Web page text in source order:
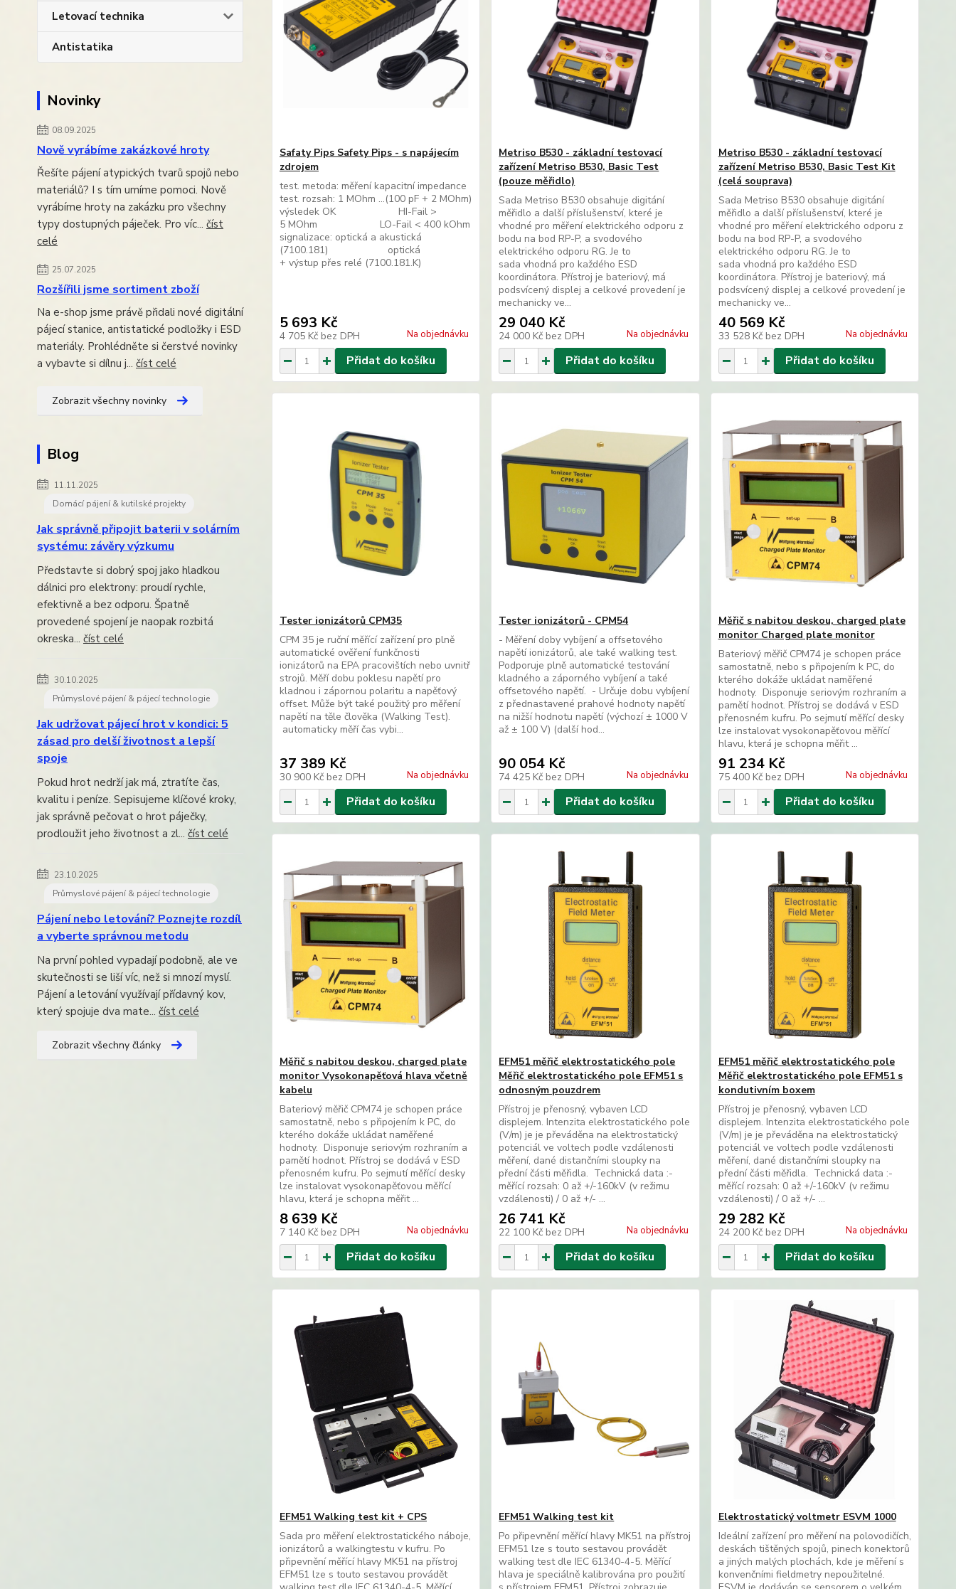
Letovací technika
Antistatika
Novinky
08.09.2025
Nově vyrábíme zakázkové hroty
Řešíte pájení atypických tvarů spojů nebo
materiálů? I s tím umíme pomoci. Nově
vyrábíme hroty na zakázku pro všechny
typy dostupných páječek. Pro víc... číst
celé
25.07.2025
Rozšířili jsme sortiment zboží
Na e-shop jsme právě přidali nové digitální
pájecí stanice, antistatické podložky i ESD
materiály. Prohlédněte si čerstvé novinky
a vybavte si dílnu j... číst celé
Zobrazit všechny novinky
Blog
11.11.2025
Domácí pájení & kutilské projekty
Jak správně připojit baterii v solárním
systému: závěry výzkumu
Představte si dobrý spoj jako hladkou
dálnici pro elektrony: proudí rychle,
efektivně a bez odporu. Špatně
provedené spojení je naopak rozbitá
okreska... číst celé
30.10.2025
Průmyslové pájení & pájecí technologie
Jak udržovat pájecí hrot v kondici: 5
zásad pro delší životnost a lepší
spoje
Pokud hrot nedrží jak má, ztratíte čas,
kvalitu i peníze. Sepisujeme klíčové kroky,
jak správně pečovat o hrot páječky,
prodloužit jeho životnost a zl... číst celé
23.10.2025
Průmyslové pájení & pájecí technologie
Pájení nebo letování? Poznejte rozdíl
a vyberte správnou metodu
Na první pohled vypadají podobně, ale ve
skutečnosti se liší víc, než si mnozí myslí.
Pájení a letování využívají přídavný kov,
který spojuje dva mate... číst celé
Zobrazit všechny články
Safaty Pips Safety Pips - s napájecím
zdrojem
test. metoda: měření kapacitní impedance
test. rozsah: 1 MOhm ...(100 pF + 2 MOhm)
výsledek OK HI-Fail >
5 MOhm LO-Fail < 400 kOhm
signalizace: optická a akustická
(7100.181) optická
+ výstup přes relé (7100.181.K)
5 693 Kč
4 705 Kč bez DPH Na objednávku
Přidat do košíku
Metriso B530 - základní testovací
zařízení Metriso B530, Basic Test
(pouze měřidlo)
Sada Metriso B530 obsahuje digitání
měřidlo a další příslušenství, které je
vhodné pro měření elektrického odporu z
bodu na bod RP-P, a svodového
elektrického odporu RG. Je to
sada vhodná pro každého ESD
koordinátora. Přístroj je bateriový, má
podsvícený displej a celkové provedení je
mechanicky ve...
29 040 Kč
24 000 Kč bez DPH Na objednávku
Přidat do košíku
Metriso B530 - základní testovací
zařízení Metriso B530, Basic Test Kit
(celá souprava)
Sada Metriso B530 obsahuje digitání
měřidlo a další příslušenství, které je
vhodné pro měření elektrického odporu z
bodu na bod RP-P, a svodového
elektrického odporu RG. Je to
sada vhodná pro každého ESD
koordinátora. Přístroj je bateriový, má
podsvícený displej a celkové provedení je
mechanicky ve...
40 569 Kč
33 528 Kč bez DPH Na objednávku
Přidat do košíku
Tester ionizátorů CPM35
CPM 35 je ruční měřící zařízení pro plně
automatické ověření funkčnosti
ionizátorů na EPA pracovištích nebo uvnitř
strojů. Měří dobu poklesu napětí pro
kladnou i zápornou polaritu a napěťový
offset. Může být také použitý pro měření
napětí na těle člověka (Walking Test).
automaticky měří čas vybi...
37 389 Kč
30 900 Kč bez DPH Na objednávku
Přidat do košíku
Tester ionizátorů - CPM54
- Měření doby vybíjení a offsetového
napětí ionizátorů, ale také walking test.
Podporuje plně automatické testování
kladného a záporného vybíjení a také
offsetového napětí. - Určuje dobu vybíjení
z přednastavené prahové hodnoty napětí
na nižší hodnotu napětí (výchozí ± 1000 V
až ± 100 V) (další hod...
90 054 Kč
74 425 Kč bez DPH Na objednávku
Přidat do košíku
Měřič s nabitou deskou, charged plate
monitor Charged plate monitor
Bateriový měřič CPM74 je schopen práce
samostatně, nebo s připojením k PC, do
kterého dokáže ukládat naměřené
hodnoty. Disponuje seriovým rozhraním a
pamětí hodnot. Přístroj se dodává v ESD
přenosném kufru. Po sejmutí měřící desky
lze instalovat vysokonapěťovou měřící
hlavu, která je schopna měřit ...
91 234 Kč
75 400 Kč bez DPH Na objednávku
Přidat do košíku
Měřič s nabitou deskou, charged plate
monitor Vysokonapěťová hlava včetně
kabelu
Bateriový měřič CPM74 je schopen práce
samostatně, nebo s připojením k PC, do
kterého dokáže ukládat naměřené
hodnoty. Disponuje seriovým rozhraním a
pamětí hodnot. Přístroj se dodává v ESD
přenosném kufru. Po sejmutí měřící desky
lze instalovat vysokonapěťovou měřící
hlavu, která je schopna měřit ...
8 639 Kč
7 140 Kč bez DPH Na objednávku
Přidat do košíku
EFM51 měřič elektrostatického pole
Měřič elektrostatického pole EFM51 s
odnosným pouzdrem
Přístroj je přenosný, vybaven LCD
displejem. Intenzita elektrostatického pole
(V/m) je je převáděna na elektrostatický
potenciál ve voltech podle vzdálenosti
měření, dané distančními sloupky na
přední části měřidla. Technická data :-
měřící rozsah: 0 až +/-160kV (v režimu
vzdálenosti) / 0 až +/- ...
26 741 Kč
22 100 Kč bez DPH Na objednávku
Přidat do košíku
EFM51 měřič elektrostatického pole
Měřič elektrostatického pole EFM51 s
kondutivním boxem
Přístroj je přenosný, vybaven LCD
displejem. Intenzita elektrostatického pole
(V/m) je je převáděna na elektrostatický
potenciál ve voltech podle vzdálenosti
měření, dané distančními sloupky na
přední části měřidla. Technická data :-
měřící rozsah: 0 až +/-160kV (v režimu
vzdálenosti) / 0 až +/- ...
29 282 Kč
24 200 Kč bez DPH Na objednávku
Přidat do košíku
EFM51 Walking test kit + CPS
Sada pro měření elektrostatického náboje,
ionizátorů a walkingtestu v kufru. Po
připevnění měřící hlavy MK51 na přístroj
EFM51 lze s touto sestavou provádět
EFM51 Walking test kit
Po připevnění měřící hlavy MK51 na přístroj
EFM51 lze s touto sestavou provádět
walking test dle IEC 61340-4-5. Měřící
hlava je speciálně kalibrována pro použití
Elektrostatický voltmetr ESVM 1000
Ideální zařízení pro měření na polovodičích,
deskách tištěných spojů, pinech konektorů
a jiných malých plochách, kde je měření s
konvenčními fieldmetry nepoužitelné.